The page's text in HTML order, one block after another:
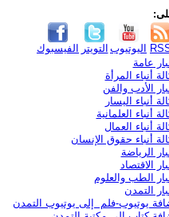
الفيسبوك التويتر اليوتيوب
عامة
أنباء المرأة
الأدب والفن
أنباء اليسار
أنباء العلمانية
أنباء العمال
أنباء حقوق الإنسان
الرياضة
الاقتصاد
الطب والعلوم
التمدن
يوتيوب-فلم إلى يوتيوب التمدن